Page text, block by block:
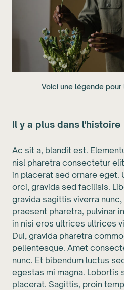
Voici une légende
Il y a plus dans l'histoire
Ac sit a, blandit est.
nisl pharetra consectetur
in placerat sed ornare eget.
orci, gravida sed facilisis.
gravida sagittis viverra
praesent pharetra, pulvinar
in nisi eros ultrices ultrices
Dui, gravida pharetra
pellentesque. Amet
nunc. Et bibendum luctus
egestas mi magna. Lobortis
placerat. Sagittis, proin